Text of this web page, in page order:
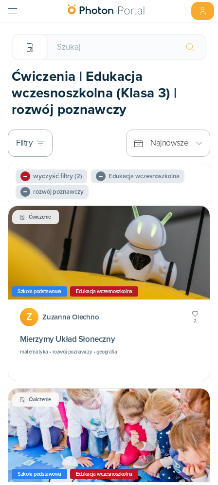
Ćwiczenia | Edukacja
wczesnoszkolna (Klasa 3) |
rozwój poznawczy
Filtry Najnowsze
wyczyść filtry(2)
Edukacja wczesnoszkolna
rozwój poznawczy
Ćwiczenie
Szkoła podstawowa Edukacja wczesnoszkolna
Z Zuzanna Olechno 2
Mierzymy Układ Słoneczny
matematyka • rozwój poznawczy • geografia
Ćwiczenie
Szkoła podstawowa Edukacja wczesnoszkolna